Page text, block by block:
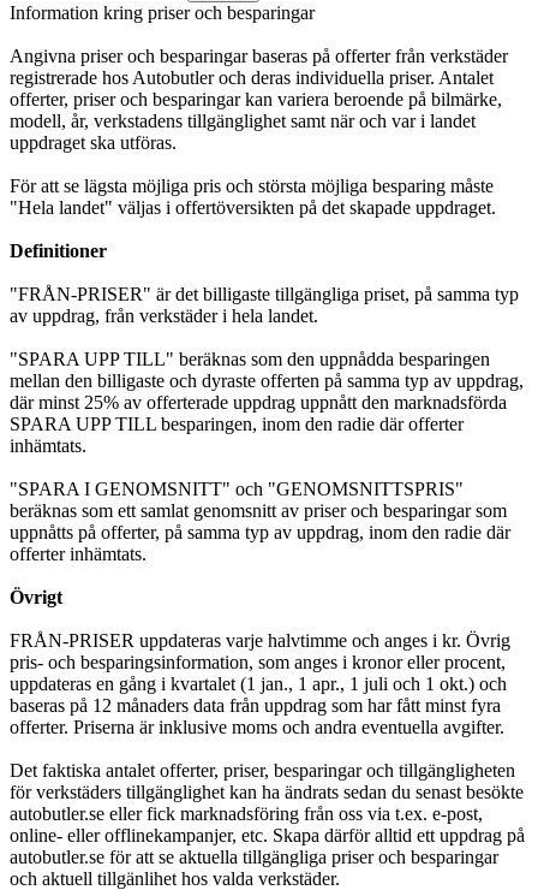
Information kring priser och besparingar
Angivna priser och besparingar baseras på offerter från verkstäder
registrerade hos Autobutler och deras individuella priser. Antalet
offerter, priser och besparingar kan variera beroende på bilmärke,
modell, år, verkstadens tillgänglighet samt när och var i landet
uppdraget ska utföras.
För att se lägsta möjliga pris och största möjliga besparing måste
"Hela landet" väljas i offertöversikten på det skapade uppdraget.
Definitioner
"FRÅN-PRISER" är det billigaste tillgängliga priset, på samma typ
av uppdrag, från verkstäder i hela landet.
"SPARA UPP TILL" beräknas som den uppnådda besparingen
mellan den billigaste och dyraste offerten på samma typ av uppdrag,
där minst 25% av offerterade uppdrag uppnått den marknadsförda
SPARA UPP TILL besparingen, inom den radie där offerter
inhämtats.
"SPARA I GENOMSNITT" och "GENOMSNITTSPRIS"
beräknas som ett samlat genomsnitt av priser och besparingar som
uppnåtts på offerter, på samma typ av uppdrag, inom den radie där
offerter inhämtats.
Övrigt
FRÅN-PRISER uppdateras varje halvtimme och anges i kr. Övrig
pris- och besparingsinformation, som anges i kronor eller procent,
uppdateras en gång i kvartalet (1 jan., 1 apr., 1 juli och 1 okt.) och
baseras på 12 månaders data från uppdrag som har fått minst fyra
offerter. Priserna är inklusive moms och andra eventuella avgifter.
Det faktiska antalet offerter, priser, besparingar och tillgängligheten
för verkstäders tillgänglighet kan ha ändrats sedan du senast besökte
autobutler.se eller fick marknadsföring från oss via t.ex. e-post,
online- eller offlinekampanjer, etc. Skapa därför alltid ett uppdrag på
autobutler.se för att se aktuella tillgängliga priser och besparingar
och aktuell tillgänlihet hos valda verkstäder.